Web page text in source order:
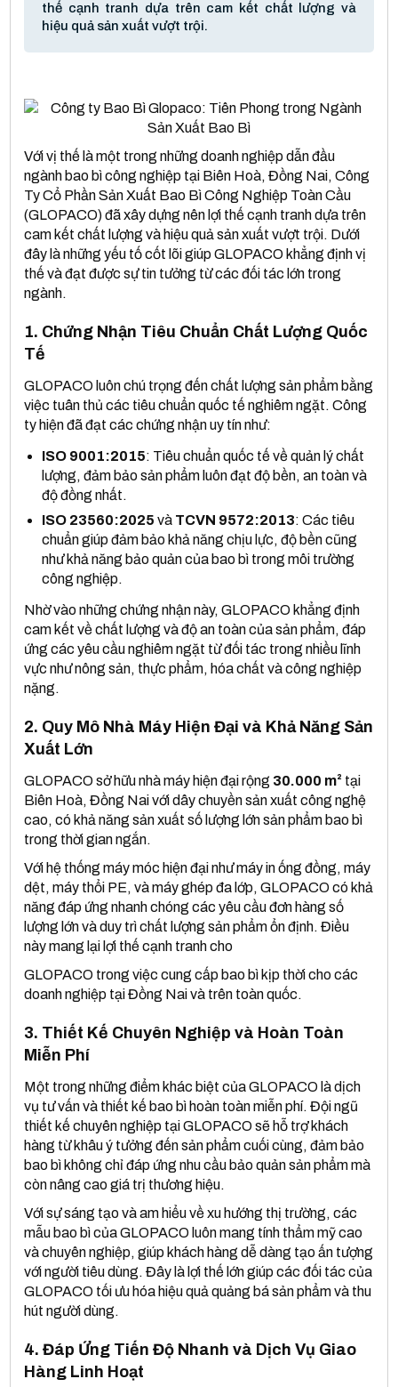
thế cạnh tranh dựa trên cam kết chất lượng và
hiệu quả sản xuất vượt trội.
Với vị thế là một trong những doanh nghiệp dẫn đầu
ngành bao bì công nghiệp tại Biên Hoà, Đồng Nai, Công
Ty Cổ Phần Sản Xuất Bao Bì Công Nghiệp Toàn Cầu
(GLOPACO) đã xây dựng nên lợi thế cạnh tranh dựa trên
cam kết chất lượng và hiệu quả sản xuất vượt trội. Dưới
đây là những yếu tố cốt lõi giúp GLOPACO khẳng định vị
thế và đạt được sự tin tưởng từ các đối tác lớn trong
ngành.
1. Chứng Nhận Tiêu Chuẩn Chất Lượng Quốc
Tế
GLOPACO luôn chú trọng đến chất lượng sản phẩm bằng
việc tuân thủ các tiêu chuẩn quốc tế nghiêm ngặt. Công
ty hiện đã đạt các chứng nhận uy tín như:
ISO 9001:2015: Tiêu chuẩn quốc tế về quản lý chất
lượng, đảm bảo sản phẩm luôn đạt độ bền, an toàn và
độ đồng nhất.
ISO 23560:2025 và TCVN 9572:2013: Các tiêu
chuẩn giúp đảm bảo khả năng chịu lực, độ bền cũng
như khả năng bảo quản của bao bì trong môi trường
công nghiệp.
Nhờ vào những chứng nhận này, GLOPACO khẳng định
cam kết về chất lượng và độ an toàn của sản phẩm, đáp
ứng các yêu cầu nghiêm ngặt từ đối tác trong nhiều lĩnh
vực như nông sản, thực phẩm, hóa chất và công nghiệp
nặng.
2. Quy Mô Nhà Máy Hiện Đại và Khả Năng Sản
Xuất Lớn
GLOPACO sở hữu nhà máy hiện đại rộng 30.000 m² tại
Biên Hoà, Đồng Nai với dây chuyền sản xuất công nghệ
cao, có khả năng sản xuất số lượng lớn sản phẩm bao bì
trong thời gian ngắn.
Với hệ thống máy móc hiện đại như máy in ống đồng, máy
dệt, máy thổi PE, và máy ghép đa lớp, GLOPACO có khả
năng đáp ứng nhanh chóng các yêu cầu đơn hàng số
lượng lớn và duy trì chất lượng sản phẩm ổn định. Điều
này mang lại lợi thế cạnh tranh cho
GLOPACO trong việc cung cấp bao bì kịp thời cho các
doanh nghiệp tại Đồng Nai và trên toàn quốc.
3. Thiết Kế Chuyên Nghiệp và Hoàn Toàn
Miễn Phí
Một trong những điểm khác biệt của GLOPACO là dịch
vụ tư vấn và thiết kế bao bì hoàn toàn miễn phí. Đội ngũ
thiết kế chuyên nghiệp tại GLOPACO sẽ hỗ trợ khách
hàng từ khâu ý tưởng đến sản phẩm cuối cùng, đảm bảo
bao bì không chỉ đáp ứng nhu cầu bảo quản sản phẩm mà
còn nâng cao giá trị thương hiệu.
Với sự sáng tạo và am hiểu về xu hướng thị trường, các
mẫu bao bì của GLOPACO luôn mang tính thẩm mỹ cao
và chuyên nghiệp, giúp khách hàng dễ dàng tạo ấn tượng
với người tiêu dùng. Đây là lợi thế lớn giúp các đối tác của
GLOPACO tối ưu hóa hiệu quả quảng bá sản phẩm và thu
hút người dùng.
4. Đáp Ứng Tiến Độ Nhanh và Dịch Vụ Giao
Hàng Linh Hoạt